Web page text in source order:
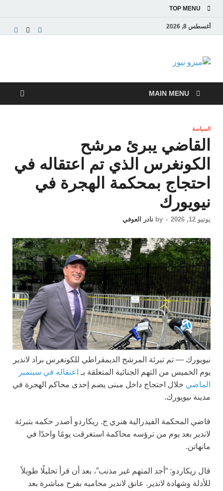
TOP MENU
أغسطس 8, 2026
ميزو نيوز
والاقتصادية
MAIN MENU
السياسة
القاضي يبرئ مرشح
الكونغرس الذي تم اعتقاله في
احتجاج بمحكمة الهجرة في
نيويورك
يونيو 12, 2026 -
by نادر العوفي
نيويورك — تم تبرئة المرشح الديمقراطي للكونغرس براد لاندير
يوم الخميس من التهم الجنائية المتعلقة بـ اعتقاله في سبتمبر
الماضي خلال احتجاج داخل مبنى يضم إحدى محاكم الهجرة في
مدينة نيويورك.
قاضي المحكمة الفيدرالية هنري ج. ريكاردو أصدر حكمه بتبرئة
لاندير بعد يوم من ترؤسه محاكمة استغرقت يومًا واحدًا في
مانهاتن.
قال ريكاردو: “أجد المتهم غير مذنب”، بعد أن قرأ تحليلًا طويلاً
للأدلة وشهادة لاندير. عانق لاندير محاميه بفرح مباشرة بعد